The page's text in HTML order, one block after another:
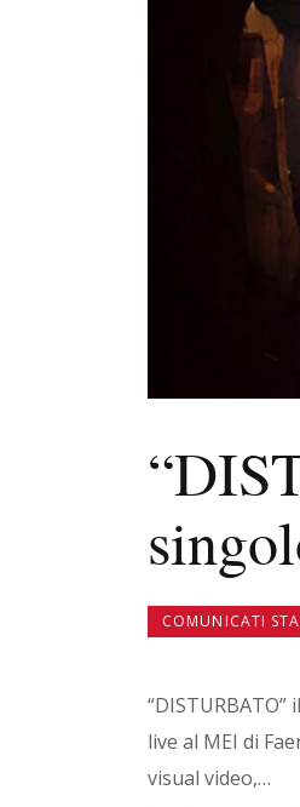
COMUNICATI
live al MEI di
visual video,…